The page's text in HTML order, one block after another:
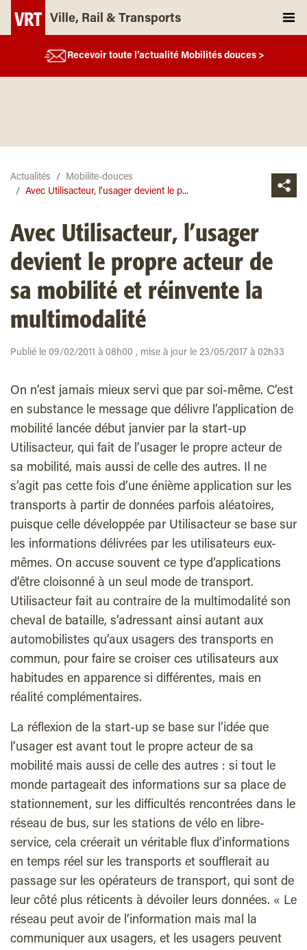
Ville, Rail & Transports
Recevoir toute l’actualité Mobilités douces >
Actualités
Mobilite-douces
Avec Utilisacteur, l’usager devient le p...
Avec Utilisacteur, l’usager
devient le propre acteur de
sa mobilité et réinvente la
multimodalité
Publié le 09/02/2011 à 08h00 , mise à jour le 23/05/2017 à 02h33
On n’est jamais mieux servi que par soi-même. C’est
en substance le message que délivre l’application de
mobilité lancée début janvier par la start-up
Utilisacteur, qui fait de l’usager le propre acteur de
sa mobilité, mais aussi de celle des autres. Il ne
s’agit pas cette fois d’une énième application sur les
transports à partir de données parfois aléatoires,
puisque celle développée par Utilisacteur se base sur
les informations délivrées par les utilisateurs eux-
mêmes. On accuse souvent ce type d’applications
d’être cloisonné à un seul mode de transport.
Utilisacteur fait au contraire de la multimodalité son
cheval de bataille, s’adressant ainsi autant aux
automobilistes qu’aux usagers des transports en
commun, pour faire se croiser ces utilisateurs aux
habitudes en apparence si différentes, mais en
réalité complémentaires.
La réflexion de la start-up se base sur l’idée que
l’usager est avant tout le propre acteur de sa
mobilité mais aussi de celle des autres : si tout le
monde partageait des informations sur sa place de
stationnement, sur les difficultés rencontrées dans le
réseau de bus, sur les stations de vélo en libre-
service, cela créerait un véritable flux d’informations
en temps réel sur les transports et soufflerait au
passage sur les opérateurs de transport, qui sont de
leur côté plus réticents à dévoiler leurs données. « Le
réseau peut avoir de l’information mais mal la
communiquer aux usagers, et les usagers peuvent